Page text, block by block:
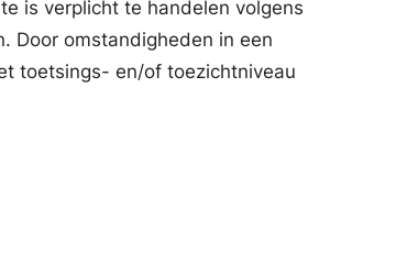
is verplicht te handelen volgens
Door omstandigheden in een
toetsings- en/of toezichtniveau